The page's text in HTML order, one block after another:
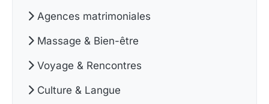
Agences matrimoniales
Massage & Bien-être
Voyage & Rencontres
Culture & Langue